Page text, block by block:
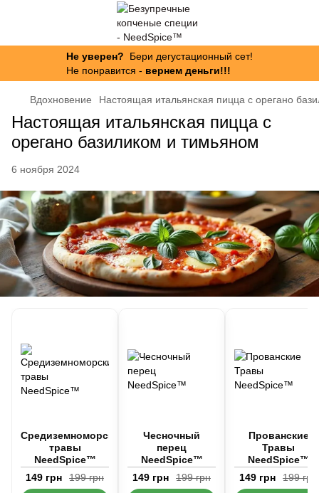
Не уверен? Бери дегустационный сет!
Не понравится - вернем деньги!!!
Вдохновение Настоящая итальянская пицца с орегано
Настоящая итальянская пицца с
орегано базиликом и тимьяном
6 ноября 2024
Средиземноморские
травы
NeedSpice™
149 грн
199 грн
Чесночный
перец
NeedSpice™
149 грн
199 грн
Прованские
Травы
NeedSpice™
149 грн
199 грн